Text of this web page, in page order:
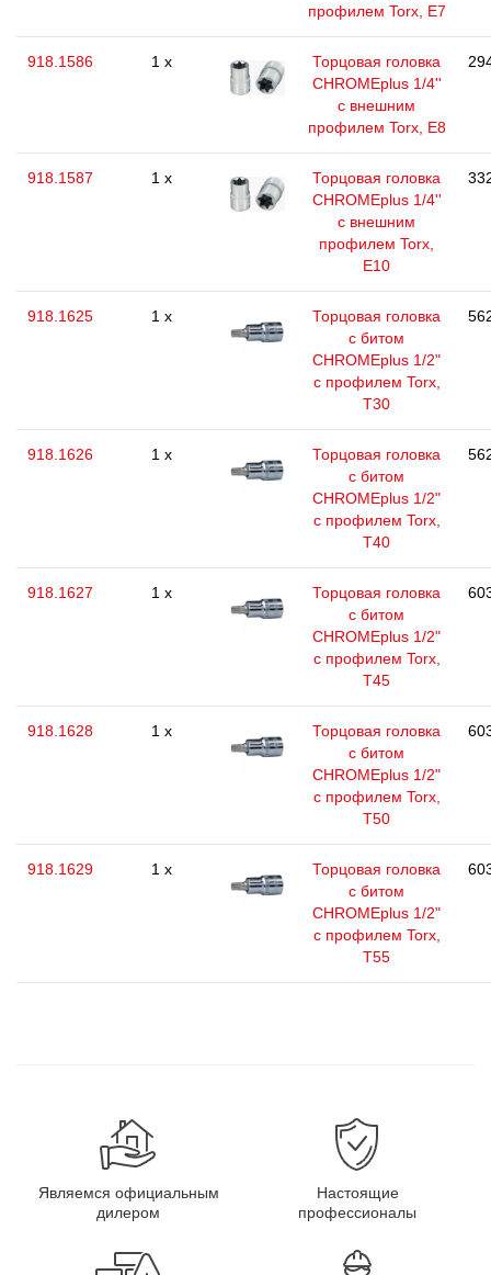
профилем Torx, E7
918.1586 1 x
Торцовая головка
CHROMEplus 1/4''
с внешним
профилем Torx, E8
918.1587 1 x
Торцовая головка
CHROMEplus 1/4''
с внешним
профилем Torx,
E10
918.1625 1 x
Торцовая головка
с битом
CHROMEplus 1/2"
с профилем Torx,
T30
918.1626 1 x
Торцовая головка
с битом
CHROMEplus 1/2"
с профилем Torx,
T40
918.1627 1 x
Торцовая головка
с битом
CHROMEplus 1/2"
с профилем Torx,
T45
918.1628 1 x
Торцовая головка
с битом
CHROMEplus 1/2"
с профилем Torx,
T50
918.1629 1 x
Торцовая головка
с битом
CHROMEplus 1/2"
с профилем Torx,
T55
Являемся официальным
дилером
Настоящие
профессионалы